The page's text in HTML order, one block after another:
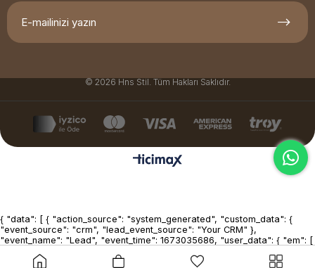
© 2026 Hns Stil. Tüm Hakları Saklıdır.
{ "data": [ { "action_source": "system_generated", "custom_data": {
"event_source": "crm", "lead_event_source": "Your CRM" },
"event_name": "Lead", "event_time": 1673035686, "user_data": { "em": [
], "lead_id": 1234567890123456, "ph": [